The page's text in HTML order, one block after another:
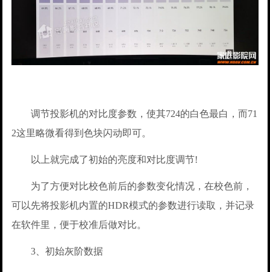
调节投影机的对比度参数，使其724的白色最白，而71
2这里略微看得到色块闪动即可。
以上就完成了初始的亮度和对比度调节!
为了方便对比校色前后的参数变化情况，在校色前，
可以先将投影机内置的HDR模式的参数进行读取，并记录
在软件里，便于校准后做对比。
3、初始灰阶数据